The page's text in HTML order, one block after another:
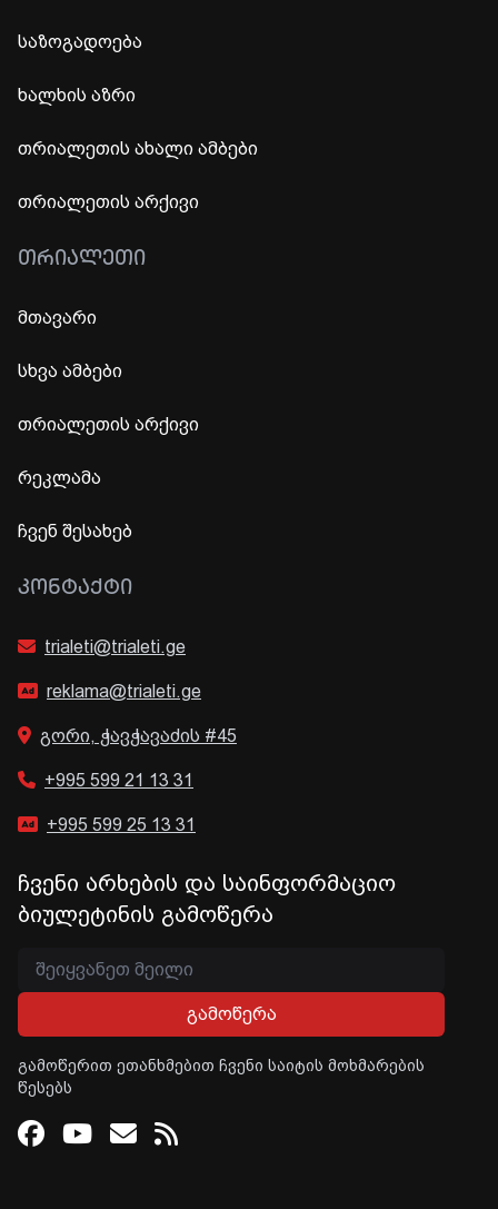
საზოგადოება
ხალხის აზრი
თრიალეთის ახალი ამბები
თრიალეთის არქივი
ᲗᲠᲘᲐᲚᲔᲗᲘ
მთავარი
სხვა ამბები
თრიალეთის არქივი
რეკლამა
ჩვენ შესახებ
ᲙᲝᲜᲢᲐᲥᲢᲘ
trialeti@trialeti.ge
reklama@trialeti.ge
გორი, ჭავჭავაძის #45
+995 599 21 13 31
+995 599 25 13 31
ჩვენი არხების და საინფორმაციო
ბიულეტინის გამოწერა
გამოწერა
გამოწერით ეთანხმებით ჩვენი საიტის მოხმარების
წესებს
Facebook
Youtube
Email
RSS